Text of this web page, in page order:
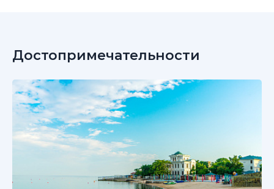
Достопримечательности